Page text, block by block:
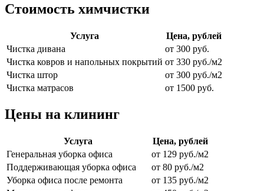
Стоимость химчистки
Услуга
Цена, рублей
Чистка дивана
от 300 руб.
Чистка ковров и напольных покрытий от 330 руб./м2
Чистка штор
от 300 руб./м2
Чистка матрасов
от 1500 руб.
Цены на клининг
Услуга
Цена, рублей
Генеральная уборка офиса
от 129 руб./м2
Поддерживающая уборка офиса
от 80 руб./м2
Уборка офиса после ремонта
от 135 руб./м2